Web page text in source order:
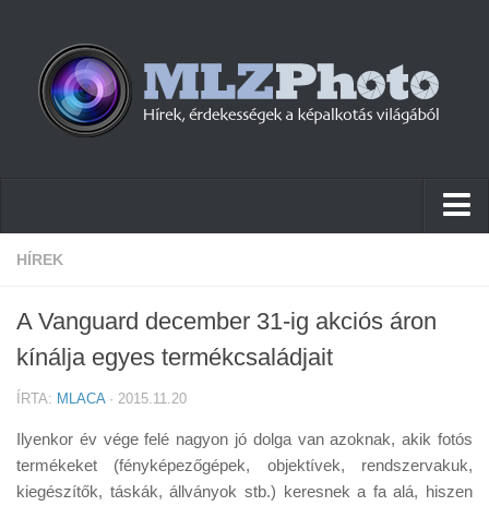
Hírek
Cikkek
Szoftver
Tudástár
Tanácsok
HÍREK
A Vanguard december 31-ig akciós áron
kínálja egyes termékcsaládjait
ÍRTA: MLACA· 2015.11.20
Ilyenkor év vége felé nagyon jó dolga van azoknak, akik fotós
termékeket (fényképezőgépek, objektívek, rendszervakuk,
kiegészítők, táskák, állványok stb.) keresnek a fa alá, hiszen